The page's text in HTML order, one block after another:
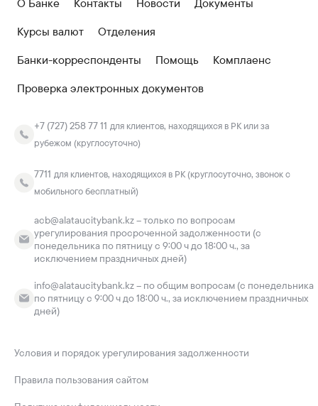
О Банке Контакты Новости
Документы
Курсы валют
Отделения
Банки-корреспонденты
Помощь
Комплаенс
Проверка электронных документов
+7 (727) 258 77 11 для клиентов, находящихся в РК или за
рубежом (круглосуточно)
7711 для клиентов, находящихся в РК (круглосуточно, звонок с
мобильного бесплатный)
acb@alataucitybank.kz – только по вопросам
урегулирования просроченной задолженности (с
понедельника по пятницу с 9:00 ч до 18:00 ч., за
исключением праздничных дней)
info@alataucitybank.kz – по общим вопросам (с понедельника
по пятницу с 9:00 ч до 18:00 ч., за исключением праздничных
дней)
Условия и порядок урегулирования задолженности
Правила пользования сайтом